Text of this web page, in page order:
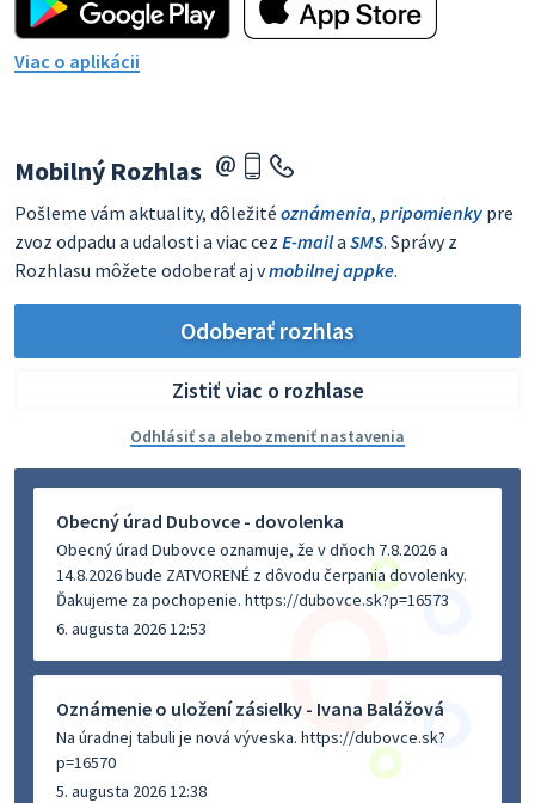
Viac o aplikácii
Mobilný Rozhlas
Pošleme vám aktuality, dôležité oznámenia, pripomienky pre
zvoz odpadu a udalosti a viac cez E-maila SMS. Správy z
Rozhlasu môžete odoberať aj vmobilnej appke.
Odoberať rozhlas
Zistiť viac o rozhlase
Odhlásiť sa alebo zmeniť nastavenia
Obecný úrad Dubovce - dovolenka
Obecný úrad Dubovce oznamuje, že v dňoch 7.8.2026 a
14.8.2026 bude ZATVORENÉ z dôvodu čerpania dovolenky.
Ďakujeme za pochopenie. https://dubovce.sk?p=16573
6. augusta 2026 12:53
Oznámenie o uložení zásielky - Ivana Balážová
Na úradnej tabuli je nová výveska. https://dubovce.sk?
p=16570
5. augusta 2026 12:38